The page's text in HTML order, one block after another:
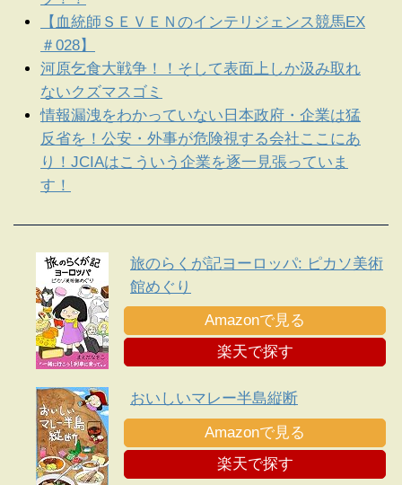
【血統師ＳＥＶＥＮのインテリジェンス競馬EX
＃028】
河原乞食大戦争！！そして表面上しか汲み取れ
ないクズマスゴミ
情報漏洩をわかっていない日本政府・企業は猛
反省を！公安・外事が危険視する会社ここにあ
り！JCIAはこういう企業を逐一見張っていま
す！
旅のらくが記ヨーロッパ: ピカソ美術
館めぐり
Amazonで見る
楽天で探す
おいしいマレー半島縦断
Amazonで見る
楽天で探す